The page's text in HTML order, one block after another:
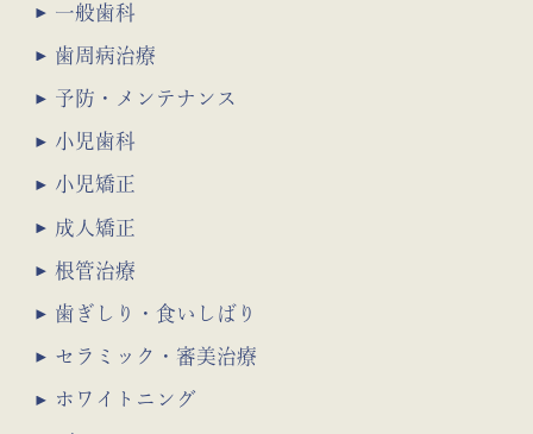
一般歯科
セラミック・審美治療
歯周病治療
ホワイトニング
予防・メンテナンス
小児歯科
小児矯正
成人矯正
根管治療
歯ぎしり・食いしばり